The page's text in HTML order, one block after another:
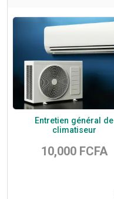
Entretien général de
climatiseur
10,000 FCFA